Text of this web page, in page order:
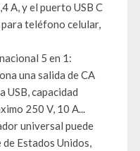
A, y el puerto USB C
teléfono celular,
5 en 1:
una salida de CA
USB, capacidad
250 V, 10 A...
universal puede
Estados Unidos,